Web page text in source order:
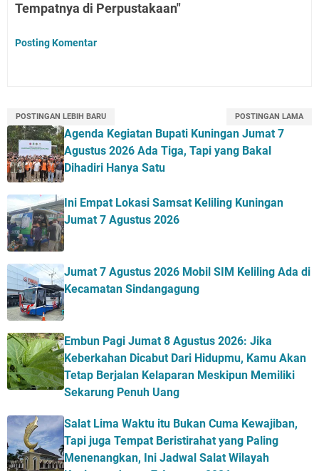
Tempatnya di Perpustakaan"
Posting Komentar
POSTINGAN LEBIH BARU POSTINGAN LAMA
Agenda Kegiatan Bupati Kuningan Jumat 7
Agustus 2026 Ada Tiga, Tapi yang Bakal
Dihadiri Hanya Satu
Ini Empat Lokasi Samsat Keliling Kuningan
Jumat 7 Agustus 2026
Jumat 7 Agustus 2026 Mobil SIM Keliling Ada di
Kecamatan Sindangagung
Embun Pagi Jumat 8 Agustus 2026: Jika
Keberkahan Dicabut Dari Hidupmu, Kamu Akan
Tetap Berjalan Kelaparan Meskipun Memiliki
Sekarung Penuh Uang
Salat Lima Waktu itu Bukan Cuma Kewajiban,
Tapi juga Tempat Beristirahat yang Paling
Menenangkan, Ini Jadwal Salat Wilayah